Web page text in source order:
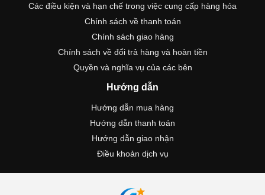
Các điều kiện và hạn chế trong việc cung cấp hàng hóa
Chính sách về thanh toán
Chính sách giao hàng
Chính sách về đổi trả hàng và hoàn tiền
Quyền và nghĩa vụ của các bên
Hướng dẫn
Hướng dẫn mua hàng
Hướng dẫn thanh toán
Hướng dẫn giao nhận
Điều khoản dịch vụ